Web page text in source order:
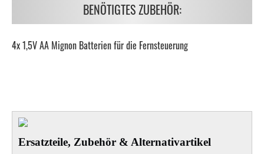
BENÖTIGTES ZUBEHÖR:
4x 1,5V AA Mignon Batterien für die Fernsteuerung
Ersatzteile, Zubehör & Alternativartikel